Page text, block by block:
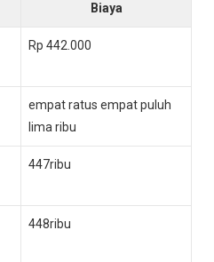
Biaya
Rp 442.000
empat ratus empat puluh
lima ribu
447ribu
448ribu